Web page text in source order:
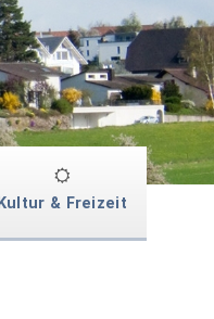
Kultur & Freizeit